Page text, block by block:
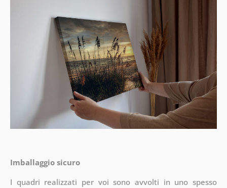
Imballaggio sicuro
I quadri realizzati per voi sono avvolti in uno spesso